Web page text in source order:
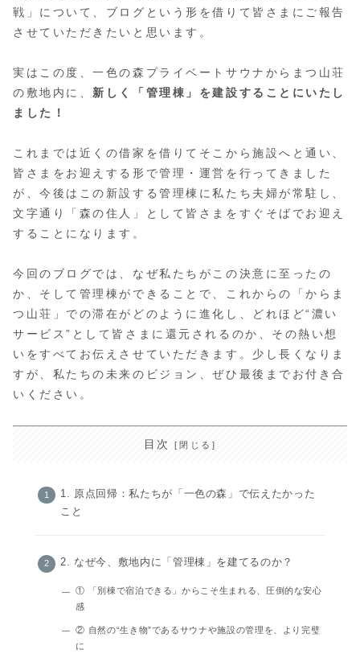
戦」について、ブログという形を借りて皆さまにご報告
させていただきたいと思います。
実はこの度、一色の森プライベートサウナからまつ山荘
の敷地内に、 新しく「管理棟」を建設することにいたし
ました！
これまでは近くの借家を借りてそこから施設へと通い、
皆さまをお迎えする形で管理・運営を行ってきました
が、今後はこの新設する管理棟に私たち夫婦が常駐し、
文字通り「森の住人」として皆さまをすぐそばでお迎え
することになります。
今回のブログでは、なぜ私たちがこの決意に至ったの
か、そして管理棟ができることで、これからの「からま
つ山荘」での滞在がどのように進化し、どれほど“濃い
サービス”として皆さまに還元されるのか、その熱い想
いをすべてお伝えさせていただきます。少し長くなりま
すが、私たちの未来のビジョン、ぜひ最後までお付き合
いください。
目次
1. 原点回帰：私たちが「一色の森」で伝えたかった
こと
2. なぜ今、敷地内に「管理棟」を建てるのか？
① 「別棟で宿泊できる」からこそ生まれる、圧倒的な安心
感
② 自然の“生き物”であるサウナや施設の管理を、より完璧
に